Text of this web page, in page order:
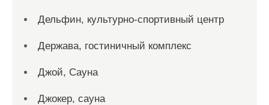
Дельфин, культурно-спортивный центр
Держава, гостиничный комплекс
Джой, Сауна
Джокер, сауна